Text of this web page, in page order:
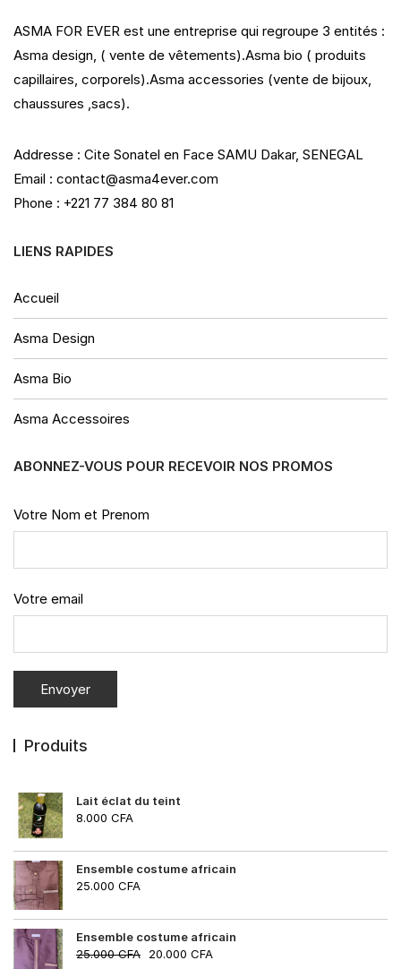
ASMA FOR EVER est une entreprise qui regroupe 3 entités :
Asma design, ( vente de vêtements).Asma bio ( produits
capillaires, corporels).Asma accessories (vente de bijoux,
chaussures ,sacs).
Addresse : Cite Sonatel en Face SAMU Dakar, SENEGAL
Email : contact@asma4ever.com
Phone : +221 77 384 80 81
LIENS RAPIDES
Accueil
Asma Design
Asma Bio
Asma Accessoires
ABONNEZ-VOUS POUR RECEVOIR NOS PROMOS
Votre Nom et Prenom
Votre email
Produits
Lait éclat du teint
8.000 CFA
Ensemble costume africain
25.000 CFA
Ensemble costume africain
25.000CFA 20.000 CFA